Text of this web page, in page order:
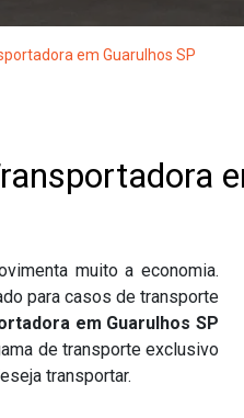
em Guarulhos SP
muito a economia.
para casos de transporte
em Guarulhos SP
de transporte exclusivo
transportar.